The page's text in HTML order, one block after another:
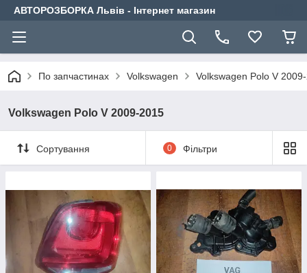
АВТОРОЗБОРКА Львів - Інтернет магазин
По запчастинах Volkswagen Volkswagen Polo V
Volkswagen Polo V 2009-2015
Сортування 0 Фільтри